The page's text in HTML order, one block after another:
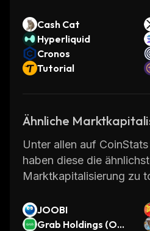
Cash Cat
Hyperliquid
Cronos
Tutorial
Ähnliche
Unter allen auf
haben diese die
Marktkapitalisierung zu
JOOBI
Grab Holdings (Ond